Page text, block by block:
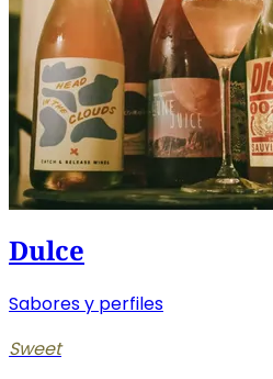
Dulce
Sabores y perfiles
Sweet